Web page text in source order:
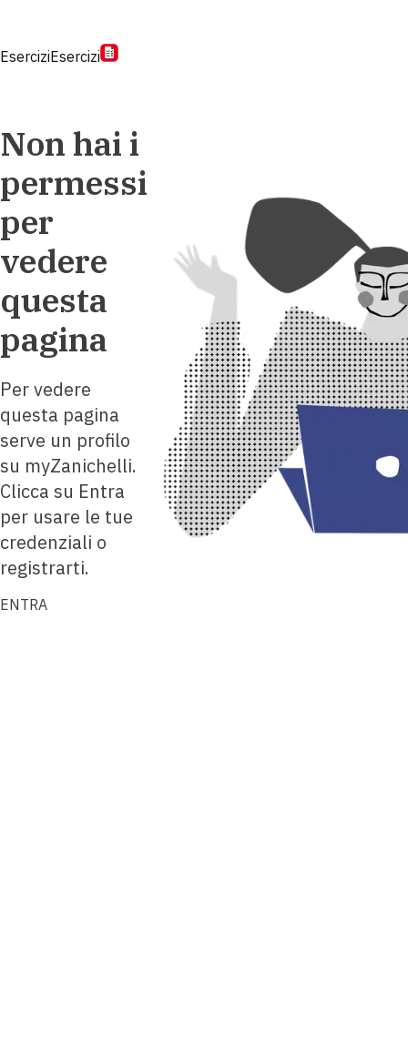
EserciziEsercizi
Non hai i
permessi
per
vedere
questa
pagina
Per vedere
questa pagina
serve un profilo
su myZanichelli.
Clicca su Entra
per usare le tue
credenziali o
registrarti.
ENTRA